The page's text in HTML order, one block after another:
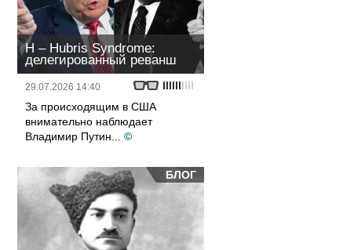
H – Hubris Syndrome:
делегированный реванш
29.07.2026 14:40
За происходящим в США
внимательно наблюдает
Владимир Путин...
©
БЛОГ